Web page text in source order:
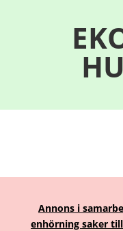
Annons i
enhörning saker